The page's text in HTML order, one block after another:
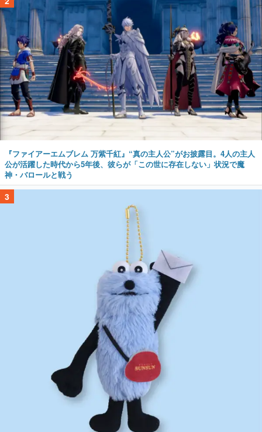
『ファイアーエムブレム 万紫千紅』“真の主人公”がお披露目。4人の主人
公が活躍した時代から5年後、彼らが「この世に存在しない」状況で魔
神・バロールと戦う
3